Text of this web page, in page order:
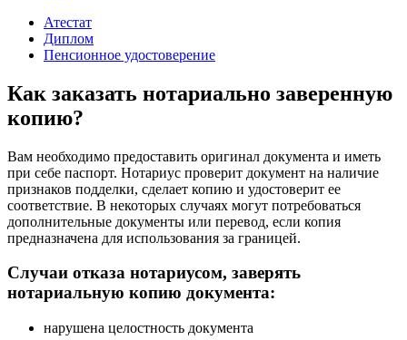
Атестат
Диплом
Пенсионное удостоверение
Как заказать нотариально заверенную
копию?
Вам необходимо предоставить оригинал документа и иметь
при себе паспорт. Нотариус проверит документ на наличие
признаков подделки, сделает копию и удостоверит ее
соответствие. В некоторых случаях могут потребоваться
дополнительные документы или перевод, если копия
предназначена для использования за границей.
Случаи отказа нотариусом, заверять
нотариальную копию документа:
нарушена целостность документа